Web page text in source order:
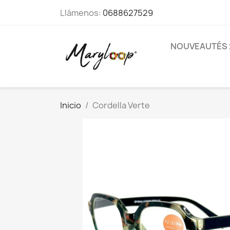
Llámenos: 0688627529
Inicio Cordella Verte